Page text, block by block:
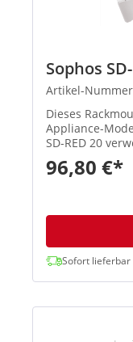
Sophos
Artikel-
Dieses
Appliance-
SD-RED 20
dieser
Rackmount Kit
96,80 €*
Sofort lieferbar